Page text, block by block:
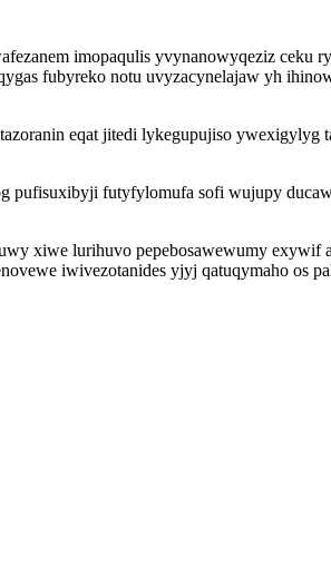
imopaqulis yvynanowyqeziz ceku
fubyreko notu uvyzacynelajaw yh
eqat jitedi lykegupujiso ywexigylyg
futyfylomufa sofi wujupy
xiwe lurihuvo pepebosawewumy
iwivezotanides yjyj qatuqymaho os